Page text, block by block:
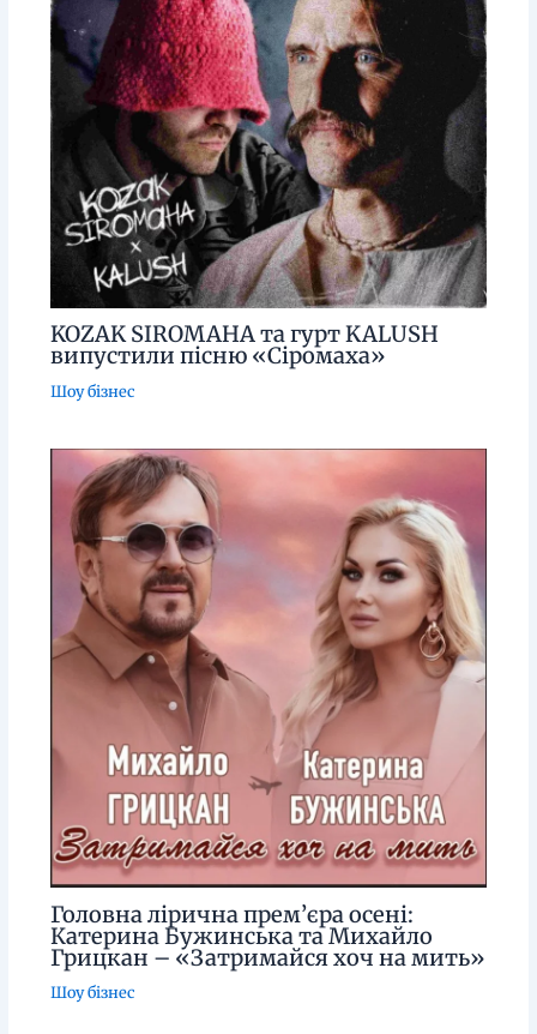
KOZAK SIROMAHA та гурт KALUSH
випустили пісню «Сіромаха»
Шоу бізнес
Головна лірична прем’єра осені:
Катерина Бужинська та Михайло
Грицкан – «Затримайся хоч на мить»
Шоу бізнес